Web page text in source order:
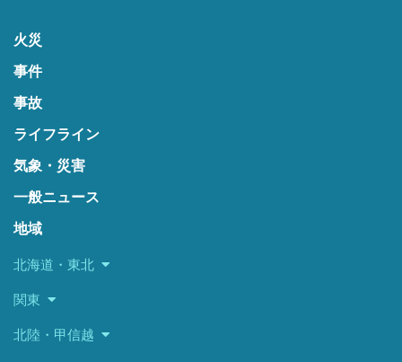
火災
事件
事故
ライフライン
気象・災害
一般ニュース
地域
北海道・東北
関東
北陸・甲信越